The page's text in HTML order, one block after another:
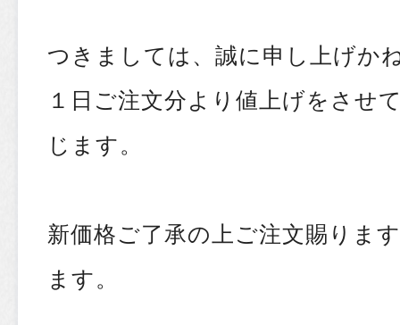
つきましては、誠に申し上げか
１日ご注文分より値上げをさせ
じます。
新価格ご了承の上ご注文賜りま
ます。